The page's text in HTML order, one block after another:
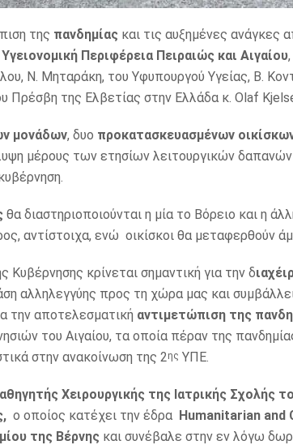
της πανδημίας και τις αυξημένες ανάγκες
Υγειονομική Περιφέρεια Πειραιώς και Αιγαίου
Ν. Μηταράκη, του Υφυπουργού Υγείας, Β.
Πρέσβη της Ελβετίας στην Ελλάδα κ. Olaf
μονάδων, δυο προκατασκευασμένων
μέρους των ετησίων λειτουργικών
θα διαστηριοποιούνται η μία το Βόρειο και η
αντίστοιχα, ενώ οικίσκοι θα μεταφερθούν
Κυβέρνησης κρίνεται σημαντική για την δ
αλληλεγγύης προς τη χώρα μας και
την αποτελεσματική αντιμετώπιση της
του Αιγαίου, τα οποία πέραν της
στην ανακοίνωση της 2ης ΥΠΕ.
Χειρουργικής της Ιατρικής Σχολής
ο οποίος κατέχει την έδρα Humanitarian and
της Βέρνης και συνέβαλε στην εν λόγω